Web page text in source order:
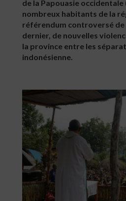
de la Papouasie occidentale
nombreux habitants de la
référendum controversé de
dernier, de nouvelles
la province entre les
indonésienne.